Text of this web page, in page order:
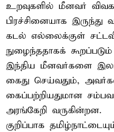
உறவுகளில் மீனவர்
பிரச்சினையாக இருந்து
கடல் எல்லைக்குள்
நுழைந்ததாகக்
இந்திய மீனவர்களை
கைது செய்வதும்,
கைப்பற்றியதுமான
அரங்கேறி வருகின்றன.
குறிப்பாக